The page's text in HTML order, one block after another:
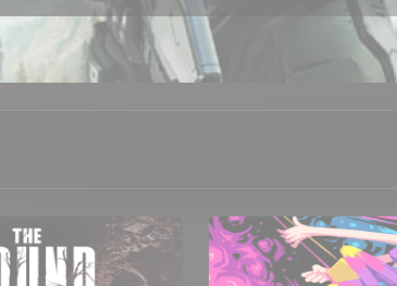
arcade 🎒 Extraction Shooter 🔫 FPS
🥊 Jeu de combat 🎸 Jeu de rythme